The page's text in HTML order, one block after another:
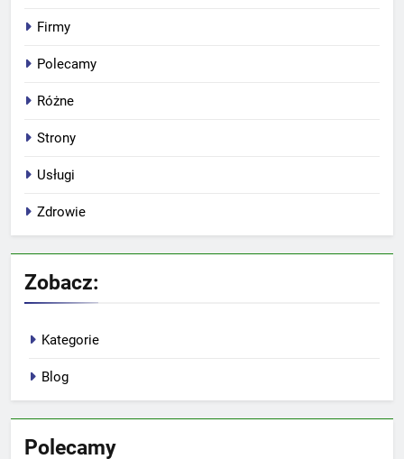
Firmy
Polecamy
Różne
Strony
Usługi
Zdrowie
Zobacz:
Kategorie
Blog
Polecamy